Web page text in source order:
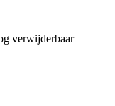
verwijderbaar